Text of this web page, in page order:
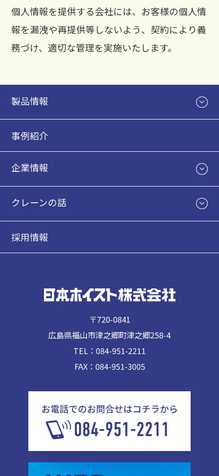
個人情報を提供する会社には、お客様の個人情
報を漏洩や再提供等しないよう、契約により義
務づけ、適切な管理を実施いたします。
製品情報
事例紹介
企業情報
クレーンの話
採用情報
〒720-0841
広島県福山市津之郷町津之郷258-4
TEL：084-951-2211
FAX：084-951-3005